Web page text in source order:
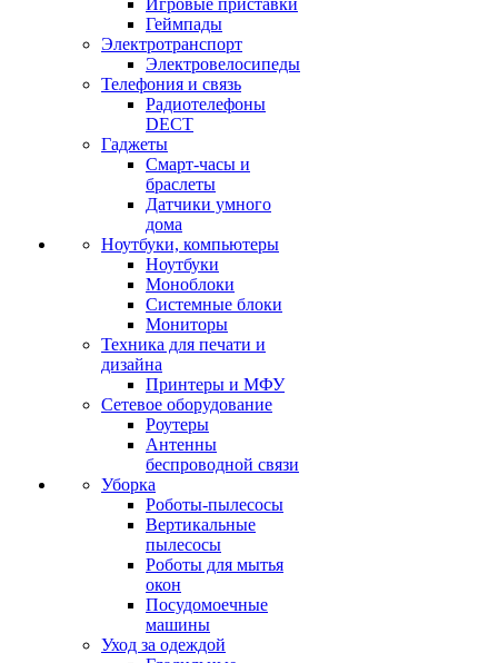
Игровые приставки
Геймпады
Электротранспорт
Электровелосипеды
Телефония и связь
Радиотелефоны
DECT
Гаджеты
Смарт-часы и
браслеты
Датчики умного
дома
Ноутбуки, компьютеры
Ноутбуки
Моноблоки
Системные блоки
Мониторы
Техника для печати и
дизайна
Принтеры и МФУ
Сетевое оборудование
Роутеры
Антенны
беспроводной связи
Уборка
Роботы-пылесосы
Вертикальные
пылесосы
Роботы для мытья
окон
Посудомоечные
машины
Уход за одеждой